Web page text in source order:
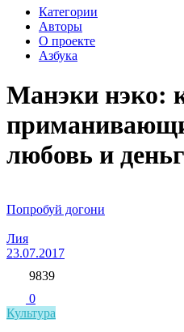
Категории
Авторы
О проекте
Азбука
Манэки нэко:
любовь и
Попробуй догони
Лия
23.07.2017
9839
0
Культура